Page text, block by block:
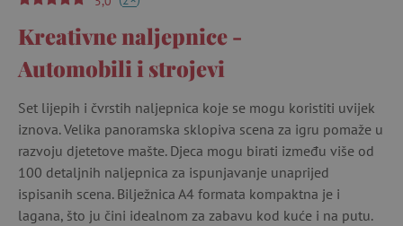
Kreativne naljepnice -
Automobili i strojevi
Set lijepih i čvrstih naljepnica koje se mogu koristiti uvijek
iznova. Velika panoramska sklopiva scena za igru ​​pomaže u
razvoju djetetove mašte. Djeca mogu birati između više od
100 detaljnih naljepnica za ispunjavanje unaprijed
ispisanih scena. Bilježnica A4 formata kompaktna je i
lagana, što ju čini idealnom za zabavu kod kuće i na putu.